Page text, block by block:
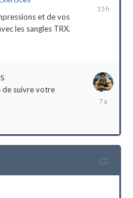
et de vos
les sangles TRX.
de suivre votre
18